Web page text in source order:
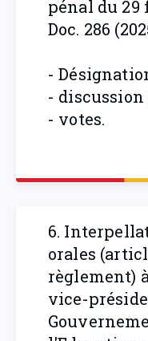
pénal du 29
Doc. 286
-
- discussion
- votes.
6.
orales
règlement)
vice-